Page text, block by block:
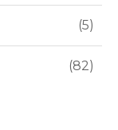
5
82